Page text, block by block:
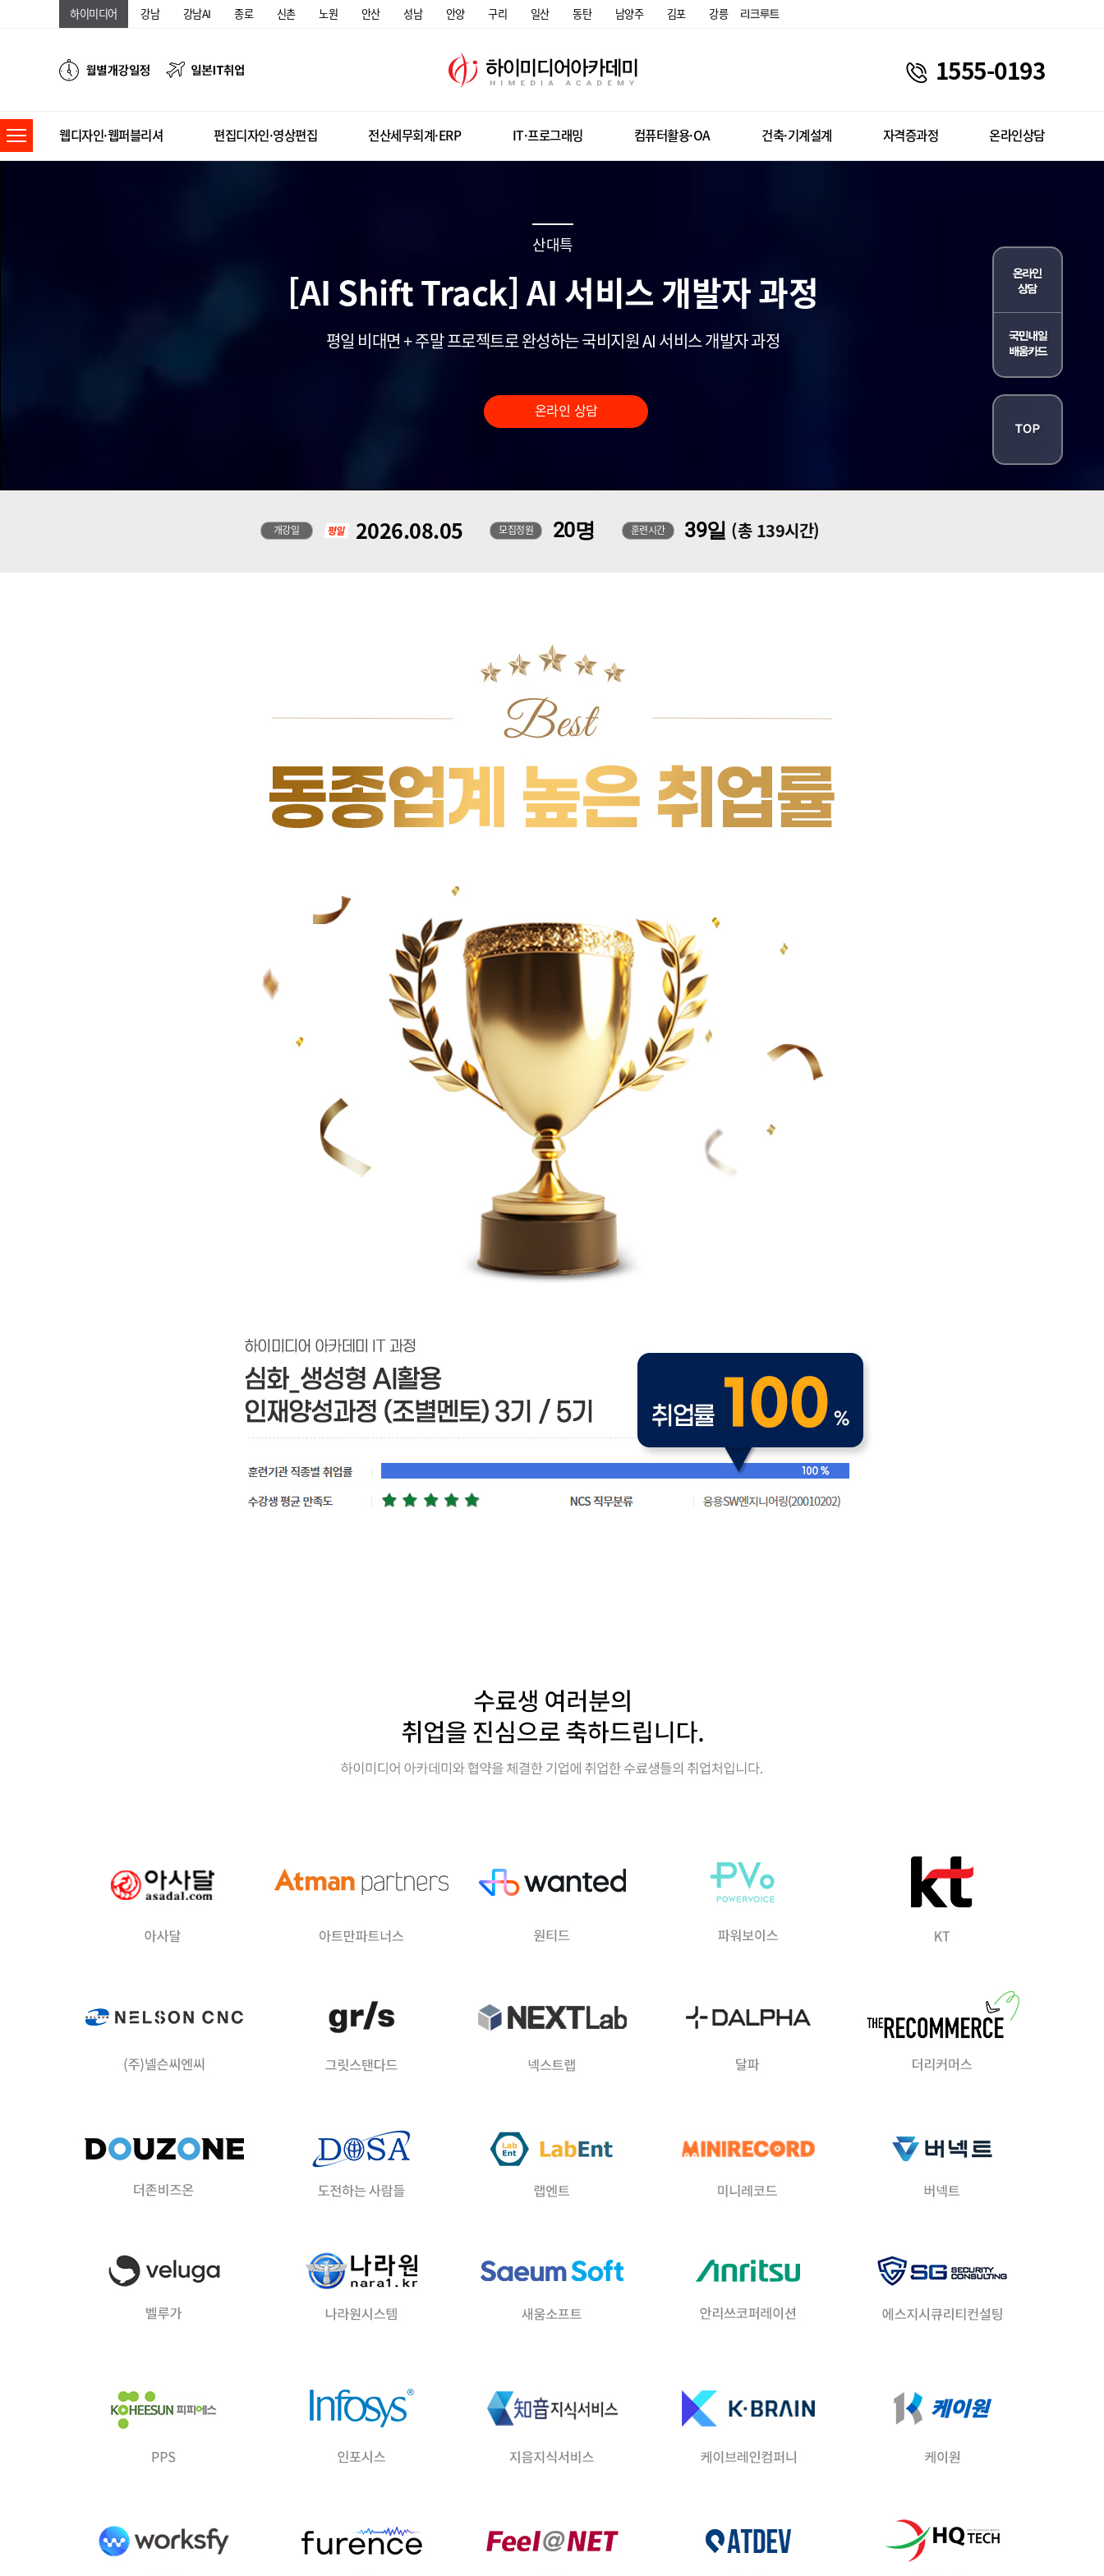
하이미디어 강남 강남AI 종로 신촌 노원 안산 성남 안양 구리 일산 동탄 남양주 김포 강릉
1555-0193
웹디자인·웹퍼블리셔 편집디자인·영상편집 전산세무회계·ERP IT·프로그래밍 컴퓨터활용·OA 건축·기계설계 자격증과정 온라인상담
산대특
[AI Shift Track] AI 서비스 개발자 과정
평일 비대면 + 주말 프로젝트로 완성하는 국비지원 AI 서비스 개발자 과정
온라인 상담
개강일 2026.08.05 모집정원 20명 훈련시간 39일 (총 139시간)